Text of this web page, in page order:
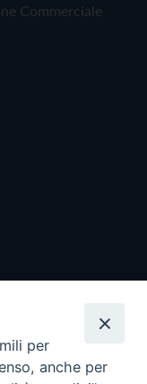
Commerciale
per
anche per